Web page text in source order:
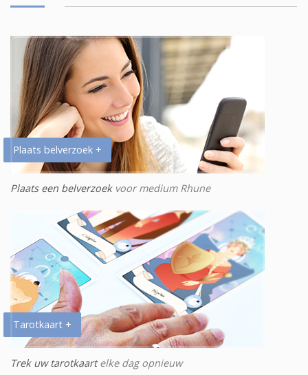
Plaats belverzoek +
Plaats een belverzoekvoor medium Rhune
Tarotkaart +
Trek uw tarotkaartelke dag opnieuw